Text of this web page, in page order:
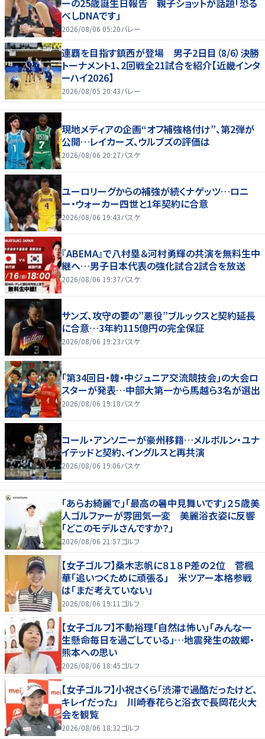
ーの25歳誕生日報告 親子ショットが話題「恐る
べしDNAです」
2026/08/06 05:20バレー
連覇を目指す鎮西が登場 男子2日目（8/6）決勝
トーナメント1、2回戦全21試合を紹介【近畿インタ
ーハイ2026】
2026/08/05 20:43バレー
現地メディアの企画“オフ補強格付け”、第2弾が
公開…レイカーズ、ウルブズの評価は
2026/08/06 20:27バスケ
ユーロリーグからの補強が続くナゲッツ…ロニ
ー・ウォーカー四世と1年契約に合意
2026/08/06 19:43バスケ
『ABEMA』で八村塁＆河村勇輝の共演を無料生中
継へ…男子日本代表の強化試合2試合を放送
2026/08/06 19:37バスケ
サンズ、攻守の要の”悪役”ブルックスと契約延長
に合意…3年約115億円の完全保証
2026/08/06 19:23バスケ
「第34回日・韓・中ジュニア交流競技会」の大会ロ
スターが発表…中部大第一から馬越ら3名が選出
2026/08/06 19:18バスケ
コール・アンソニーが豪州移籍…メルボルン・ユナ
イテッドと契約、イングルスと再共演
2026/08/06 19:06バスケ
「あらお綺麗で」「最高の暑中見舞いです」２５歳美
人ゴルファーが雰囲気一変 美麗浴衣姿に反響
「どこのモデルさんですか？」
2026/08/06 21:57ゴルフ
【女子ゴルフ】桑木志帆に８１８Ｐ差の２位 菅楓
華「追いつくために頑張る」 米ツアー本格参戦
は「まだ考えていない」
2026/08/06 19:11 ゴルフ
【女子ゴルフ】不動裕理「自然は怖い」「みんな一
生懸命毎日を過ごしている」…地震発生の故郷・
熊本への思い
2026/08/06 18:45ゴルフ
【女子ゴルフ】小祝さくら「渋滞で過酷だったけど、
キレイだった」 川崎春花らと浴衣で長岡花火大
会を観覧
2026/08/06 18:32ゴルフ